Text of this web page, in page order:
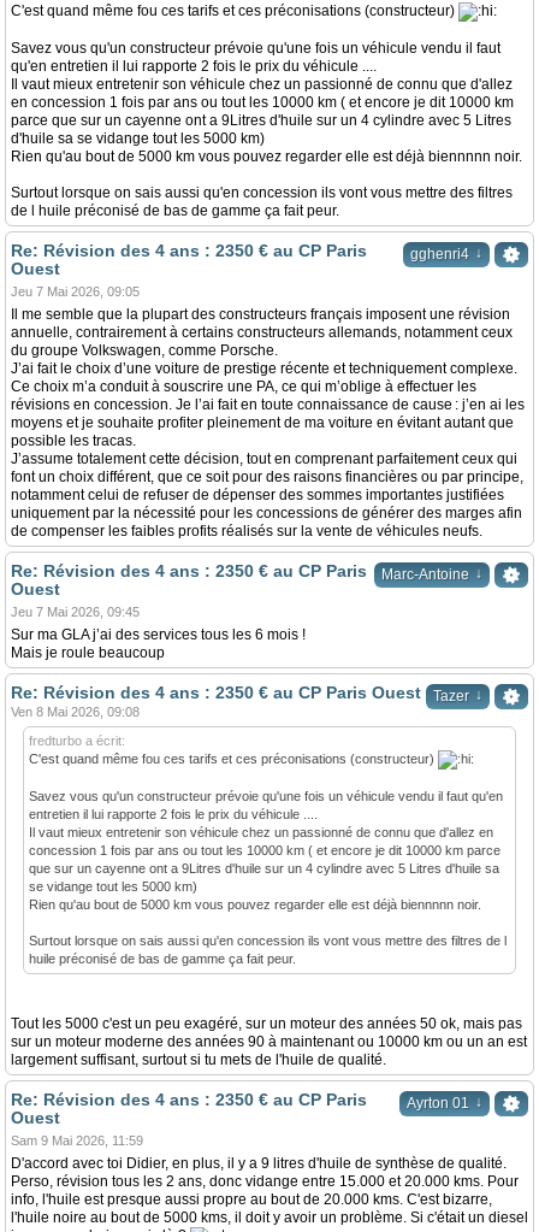
C'est quand même fou ces tarifs et ces préconisations (constructeur)
Savez vous qu'un constructeur prévoie qu'une fois un véhicule vendu il faut
qu'en entretien il lui rapporte 2 fois le prix du véhicule ....
Il vaut mieux entretenir son véhicule chez un passionné de connu que d'allez
en concession 1 fois par ans ou tout les 10000 km ( et encore je dit 10000 km
parce que sur un cayenne ont a 9Litres d'huile sur un 4 cylindre avec 5 Litres
d'huile sa se vidange tout les 5000 km)
Rien qu'au bout de 5000 km vous pouvez regarder elle est déjà biennnnn noir.
Surtout lorsque on sais aussi qu'en concession ils vont vous mettre des filtres
de l huile préconisé de bas de gamme ça fait peur.
gghenri4 ↓
Re: Révision des 4 ans : 2350 € au CP Paris
Ouest
Jeu 7 Mai 2026, 09:05
Il me semble que la plupart des constructeurs français imposent une révision
annuelle, contrairement à certains constructeurs allemands, notamment ceux
du groupe Volkswagen, comme Porsche.
J’ai fait le choix d’une voiture de prestige récente et techniquement complexe.
Ce choix m’a conduit à souscrire une PA, ce qui m’oblige à effectuer les
révisions en concession. Je l’ai fait en toute connaissance de cause : j’en ai les
moyens et je souhaite profiter pleinement de ma voiture en évitant autant que
possible les tracas.
J’assume totalement cette décision, tout en comprenant parfaitement ceux qui
font un choix différent, que ce soit pour des raisons financières ou par principe,
notamment celui de refuser de dépenser des sommes importantes justifiées
uniquement par la nécessité pour les concessions de générer des marges afin
de compenser les faibles profits réalisés sur la vente de véhicules neufs.
Marc-Antoine ↓
Re: Révision des 4 ans : 2350 € au CP Paris
Ouest
Jeu 7 Mai 2026, 09:45
Sur ma GLA j’ai des services tous les 6 mois !
Mais je roule beaucoup
Tazer ↓
Re: Révision des 4 ans : 2350 € au CP Paris Ouest
Ven 8 Mai 2026, 09:08
fredturbo a écrit:
C'est quand même fou ces tarifs et ces préconisations (constructeur)
Savez vous qu'un constructeur prévoie qu'une fois un véhicule vendu il faut qu'en
entretien il lui rapporte 2 fois le prix du véhicule ....
Il vaut mieux entretenir son véhicule chez un passionné de connu que d'allez en
concession 1 fois par ans ou tout les 10000 km ( et encore je dit 10000 km parce
que sur un cayenne ont a 9Litres d'huile sur un 4 cylindre avec 5 Litres d'huile sa
se vidange tout les 5000 km)
Rien qu'au bout de 5000 km vous pouvez regarder elle est déjà biennnnn noir.
Surtout lorsque on sais aussi qu'en concession ils vont vous mettre des filtres de l
huile préconisé de bas de gamme ça fait peur.
Tout les 5000 c'est un peu exagéré, sur un moteur des années 50 ok, mais pas
sur un moteur moderne des années 90 à maintenant ou 10000 km ou un an est
largement suffisant, surtout si tu mets de l'huile de qualité.
Ayrton 01 ↓
Re: Révision des 4 ans : 2350 € au CP Paris
Ouest
Sam 9 Mai 2026, 11:59
D'accord avec toi Didier, en plus, il y a 9 litres d'huile de synthèse de qualité.
Perso, révision tous les 2 ans, donc vidange entre 15.000 et 20.000 kms. Pour
info, l'huile est presque aussi propre au bout de 20.000 kms. C'est bizarre,
l'huile noire au bout de 5000 kms, il doit y avoir un problème. Si c'était un diesel